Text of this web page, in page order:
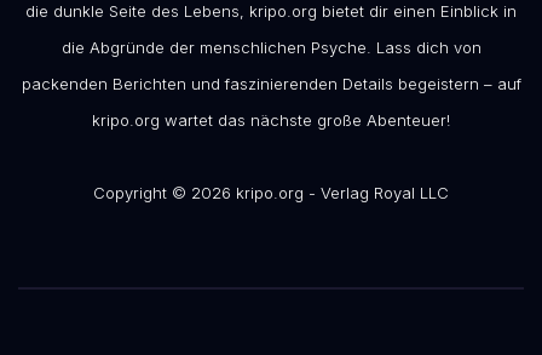
die dunkle Seite des Lebens, kripo.org bietet dir einen Einblick in
die Abgründe der menschlichen Psyche. Lass dich von
packenden Berichten und faszinierenden Details begeistern – auf
kripo.org wartet das nächste große Abenteuer!
Copyright © 2026 kripo.org - Verlag Royal LLC